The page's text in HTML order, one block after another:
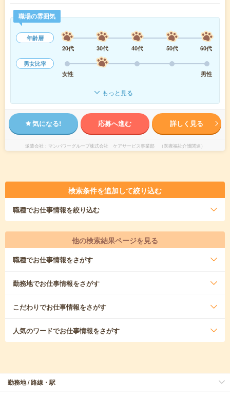
職場の雰囲気
年齢層
20代
30代 40代 50代
60代
男女比率
女性
男性
もっと見る
気になる! 応募へ進む 詳しく見る
派遣会社 マンパワーグループ株式会社 ケアサービス事業部 （医療福祉介護関連）
検索条件を追加して絞り込む
職種でお仕事情報を絞り込む
他の検索結果ページを見る
職種でお仕事情報をさがす
勤務地でお仕事情報をさがす
こだわりでお仕事情報をさがす
人気のワードでお仕事情報をさがす
勤務地 / 路線・駅